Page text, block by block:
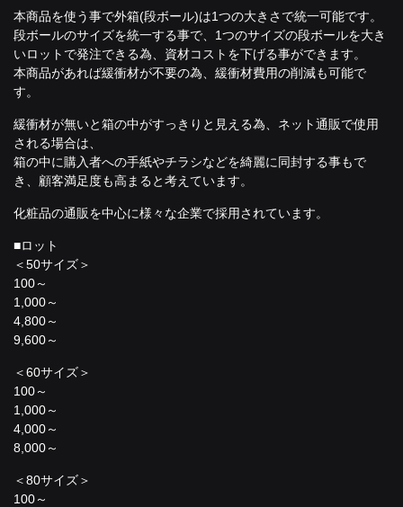
本商品を使う事で外箱(段ボール)は1つの大きさで統一可能です。
段ボールのサイズを統一する事で、1つのサイズの段ボールを大き
いロットで発注できる為、資材コストを下げる事ができます。
本商品があれば緩衝材が不要の為、緩衝材費用の削減も可能で
す。
緩衝材が無いと箱の中がすっきりと見える為、ネット通販で使用
される場合は、
箱の中に購入者への手紙やチラシなどを綺麗に同封する事もで
き、顧客満足度も高まると考えています。
化粧品の通販を中心に様々な企業で採用されています。
■ロット
＜50サイズ＞
100～
1,000～
4,800～
9,600～
＜60サイズ＞
100～
1,000～
4,000～
8,000～
＜80サイズ＞
100～